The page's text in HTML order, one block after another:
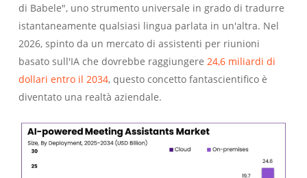
di Babele", uno strumento universale in grado di tradurre
istantaneamente qualsiasi lingua parlata in un'altra. Nel
2026, spinto da un mercato di assistenti per riunioni
basato sull'IA che dovrebbe raggiungere 24,6 miliardi di
dollari entro il 2034, questo concetto fantascientifico è
diventato una realtà aziendale.